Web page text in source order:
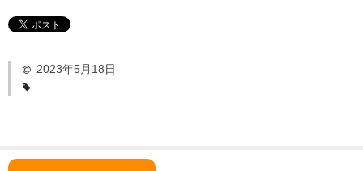
「い〜とみるワーク」
よくある質問
2023年5月18日